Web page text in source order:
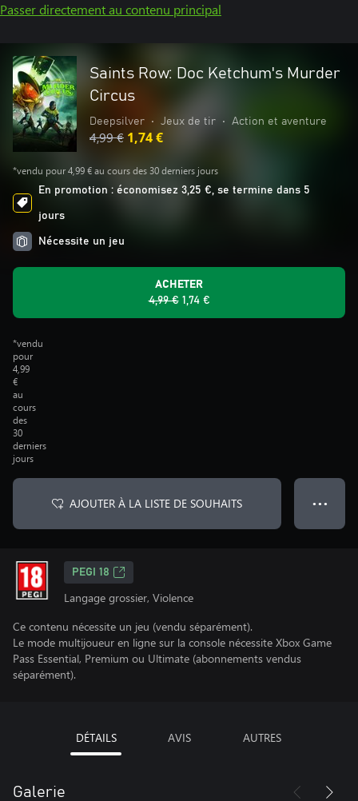
Passer directement au contenu principal
Saints Row: Doc Ketchum's Murder
Circus
Deepsilver • Jeux de tir • Action et aventure
4,99 € 1,74 €
*vendu pour 4,99 € au cours des 30 derniers jours
En promotion : économisez 3,25 €, se termine dans 5
jours
Nécessite un jeu
ACHETER
4,99 € 1,74 €
*vendu
pour
4,99
€
au
cours
des
30
derniers
jours
AJOUTER À LA LISTE DE SOUHAITS ● ● ●
PEGI 18
Langage grossier, Violence
Ce contenu nécessite un jeu (vendu séparément).
Le mode multijoueur en ligne sur la console nécessite Xbox Game
Pass Essential, Premium ou Ultimate (abonnements vendus
séparément).
DÉTAILS AVIS AUTRES
Galerie